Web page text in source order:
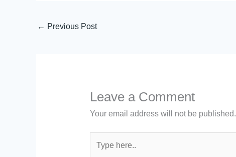
← Previous Post
Leave a Comment
Your email address will not be published.
here..